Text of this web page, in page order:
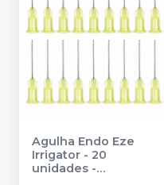
Agulha Endo Eze
Irrigator - 20
unidades -